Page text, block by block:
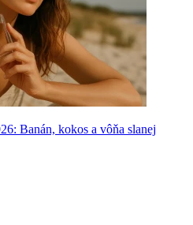
Banán, kokos a vôňa slanej